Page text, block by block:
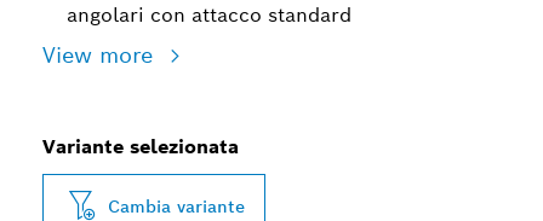
angolari con attacco standard
View more
Variante selezionata
Cambia variante